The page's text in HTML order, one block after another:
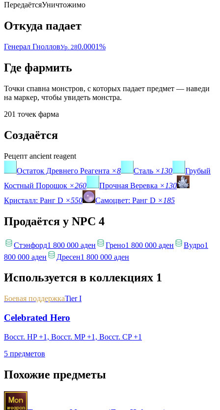
ПередаётсяУничтожимо
Откуда падает
Генерал ГнолловУр. 280.0001%
Где фармить
Точки спавна монстров, с которых падает предмет — наведи
на маркер, чтобы увидеть монстра.
201 точек фарма
Создаётся
Рецепт ancient reagent
Остаток Древнего Реагента ×8 Сталь ×130
Грубый
Костный Порошок ×260 Прочная Веревка ×130
Кристалл: Ранг D ×550 Самоцвет: Ранг D ×185
Продаётся у NPC 4
Стэнфорд1 800 000 аден Грено1 800 000 аден Вудро1
800 000 аден
Дресен1 800 000 аден
Используется в коллекциях 1
Боевая поддержкаTier I
Celebrated Hero
Восст. HP +1, Восст. MP +1, Восст. CP +1
5 предметов
Похожие предметы